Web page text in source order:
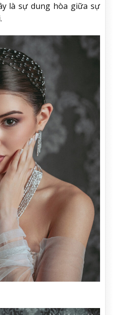
là sự dung hòa giữa sự